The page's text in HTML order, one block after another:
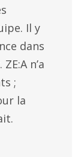
Il y
dans
n’a
;
la